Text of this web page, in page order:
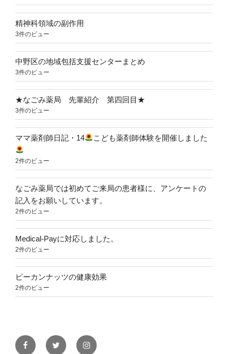
精神科領域の副作用
3件のビュー
中野区の地域包括支援センターまとめ
3件のビュー
★なごみ薬局 先輩紹介 第四回目★
3件のビュー
ママ薬剤師日記・14 こども薬剤師体験を開催しました
2件のビュー
なごみ薬局では初めてご来局の患者様に、アンケートの
記入をお願いしています。
2件のビュー
Medical-Payに対応しました。
2件のビュー
ピーカンナッツの健康効果
2件のビュー
FacebookTwitter Instagram